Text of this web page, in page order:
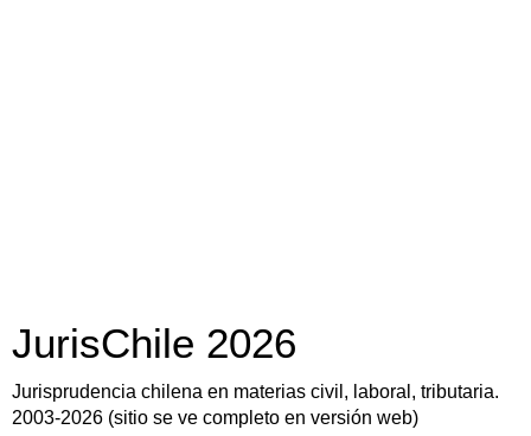
JurisChile 2026
Jurisprudencia chilena en materias civil, laboral, tributaria.
2003-2026 (sitio se ve completo en versión web)